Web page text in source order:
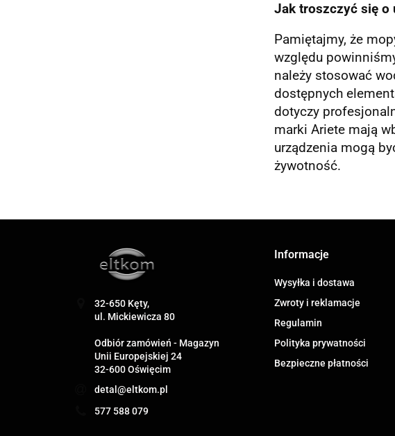
Jak troszczyć się o
Pamiętajmy, że
względu
należy stosować
dostępnych
dotyczy
marki Arietemają
urządzenia mogą
żywotność.
32-650 Kęty,
ul. Mickiewicza 80
Odbiór zamówień - Magazyn
Unii Europejskiej 24
32-600 Oświęcim
detal@eltkom.pl
577 588 079
Informacje
Wysyłka i dostawa
Zwroty i reklamacje
Regulamin
Polityka prywatności
Bezpieczne płatności